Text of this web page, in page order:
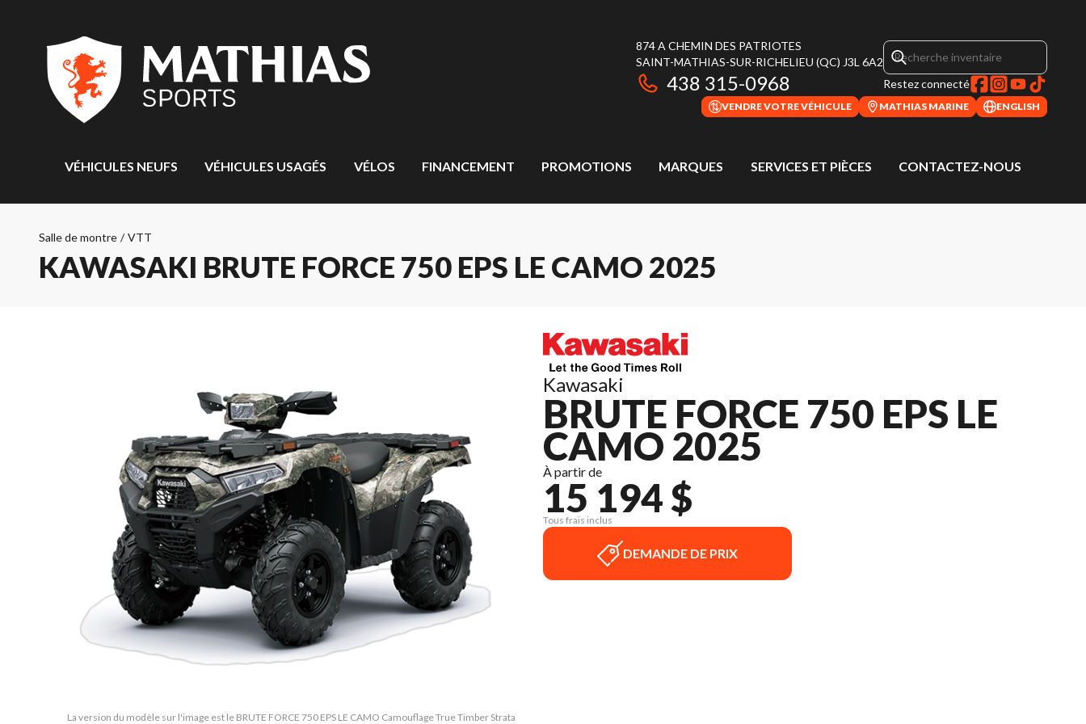
874 A CHEMIN DES PATRIOTES
SAINT-MATHIAS-SUR-RICHELIEU (QC) J3L 6A2
438 315-0968 Restez connecté
VENDRE VOTRE VÉHICULE MATHIAS MARINE ENGLISH
VÉHICULES NEUFS VÉHICULES USAGÉS VÉLOS FINANCEMENT PROMOTIONS MARQUES SERVICES ET PIÈCES CONTACTEZ-NOUS
Salle de montre / VTT
KAWASAKI BRUTE FORCE 750 EPS LE CAMO 2025
La version du modèle sur l'image est le BRUTE FORCE 750 EPS LE CAMO Camouflage True Timber Strata
Kawasaki
BRUTE FORCE 750 EPS LE
CAMO 2025
À partir de
15 194 $
Tous frais inclus
DEMANDE DE PRIX